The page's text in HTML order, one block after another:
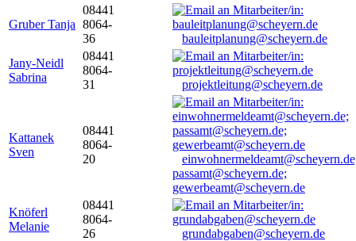
Gruber Tanja
08441
8064-
36
bauleitplanung@scheyern.de
Jany-Neidl
Sabrina
08441
8064-
31
projektleitung@scheyern.de
Kattanek
Sven
08441
8064-
20
passamt@scheyern.de;
gewerbeamt@scheyern.de
Knöferl
Melanie
08441
8064-
26
grundabgaben@scheyern.de